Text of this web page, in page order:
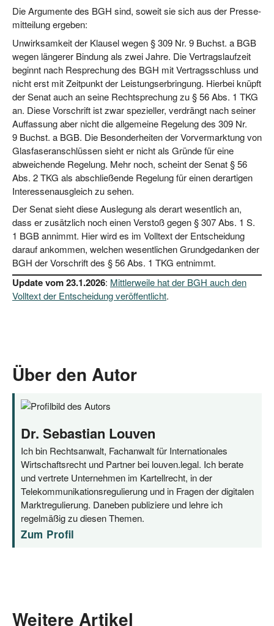
Die Argu­men­te des BGH sind, soweit sie sich aus der Pres­se­
mit­tei­lung ergeben:
Unwirk­sam­keit der Klau­sel wegen § 309 Nr. 9 Buchst. a BGB
wegen län­ge­rer Bin­dung als zwei Jah­re. Die Ver­trags­lauf­zeit
beginnt nach Respre­chung des BGH mit Ver­trags­schluss und
nicht erst mit Zeit­punkt der Leis­tungs­er­brin­gung. Hier­bei knüpft
der Senat auch an sei­ne Recht­spre­chung zu § 56 Abs. 1 TKG
an. Die­se Vor­schrift ist zwar spe­zi­el­ler, ver­drängt nach sei­ner
Auf­fas­sung aber nicht die all­ge­mei­ne Rege­lung des 309 Nr.
9 Buchst. a BGB. Die Beson­der­hei­ten der Vor­ver­mark­tung von
Glas­fa­ser­an­schlüs­sen sieht er nicht als Grün­de für eine
abwei­chen­de Rege­lung. Mehr noch, scheint der Senat § 56
Abs. 2 TKG als abschlie­ßen­de Rege­lung für einen der­ar­ti­gen
Inter­es­sen­aus­gleich zu sehen.
Der Senat sieht die­se Aus­le­gung als der­art wesent­lich an,
dass er zusätz­lich noch einen Ver­stoß gegen § 307 Abs. 1 S.
1 BGB annimmt. Hier wird es im Voll­text der Ent­schei­dung
dar­auf ankom­men, wel­chen wesent­li­chen Grund­ge­dan­ken der
BGH der Vor­schrift des § 56 Abs. 1 TKG entnimmt.
Update vom 23.1.2026: Mitt­ler­wei­le hat der BGH auch den
Voll­text der Ent­schei­dung ver­öf­fent­licht.
Über den Autor
Dr. Sebastian Louven
Ich bin Rechtsanwalt, Fachanwalt für Internationales
Wirtschaftsrecht und Partner bei louven.legal. Ich berate
und vertrete Unternehmen im Kartellrecht, in der
Telekommunikationsregulierung und in Fragen der digitalen
Marktregulierung. Daneben publiziere und lehre ich
regelmäßig zu diesen Themen.
Zum Profil
Weitere Artikel